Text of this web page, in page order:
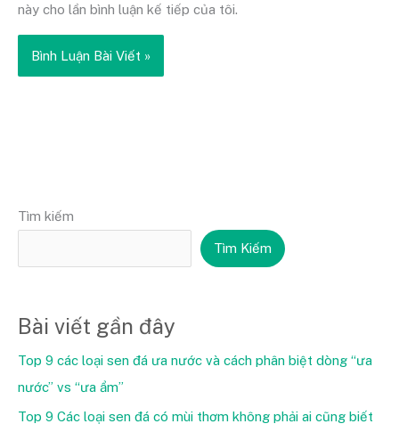
này cho lần bình luận kế tiếp của tôi.
Tìm kiếm
Tìm Kiếm
Bài viết gần đây
Top 9 các loại sen đá ưa nước và cách phân biệt dòng “ưa
nước” vs “ưa ẩm”
Top 9 Các loại sen đá có mùi thơm không phải ai cũng biết